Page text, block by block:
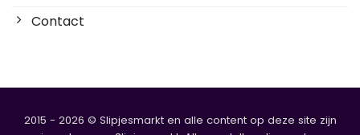
Contact
2015 - 2026 © Slipjesmarkt en alle content op deze site zijn